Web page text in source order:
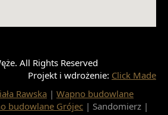
All Rights Reserved
Projekt i wdrożenie: Click Made
Rawska | Wapno budowlane
budowlane Grójec | Sandomierz |